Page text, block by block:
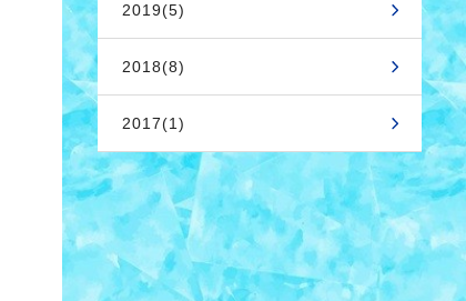
2019(5)
2018(8)
2017(1)